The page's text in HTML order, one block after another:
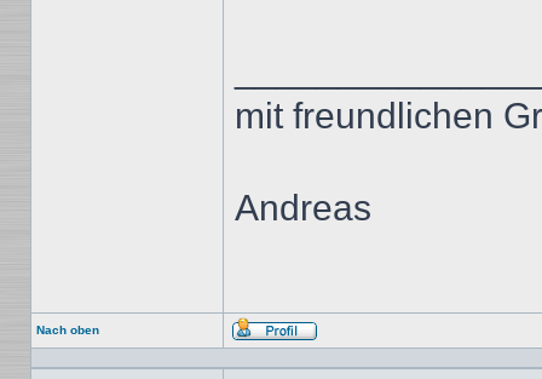
mit freundlichen
Andreas
Nach oben
Profil